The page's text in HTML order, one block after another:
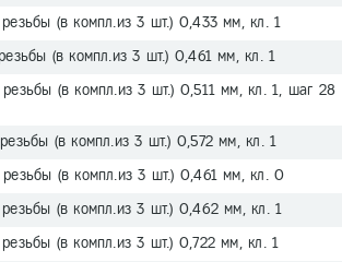
(в компл.из 3 шт.) 0,433 мм, кл. 1
(в компл.из 3 шт.) 0,461 мм, кл. 1
(в компл.из 3 шт.) 0,511 мм, кл. 1, шаг 28
(в компл.из 3 шт.) 0,572 мм, кл. 1
(в компл.из 3 шт.) 0,461 мм, кл. 0
(в компл.из 3 шт.) 0,462 мм, кл. 1
(в компл.из 3 шт.) 0,722 мм, кл. 1